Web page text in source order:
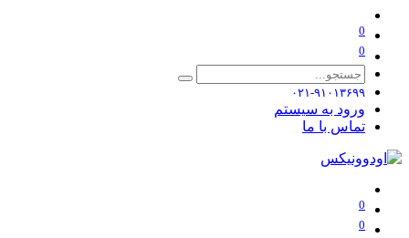
0
0
۰۲۱-۹۱۰۱۳۶۹۹
ورود به سیستم
تماس با ما
0
0